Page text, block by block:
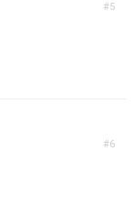
#5
#6